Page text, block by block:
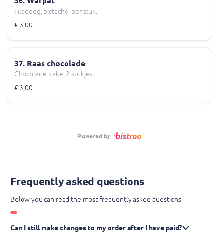
Filodeeg, pistache, per stuk.
€ 3,00
37. Raas chocolade
Chocolade, cake, 2 stukjes.
€ 3,00
Powered by
Frequently asked questions
Below you can read the most frequently asked questions
Can I still make changes to my order after I have paid?